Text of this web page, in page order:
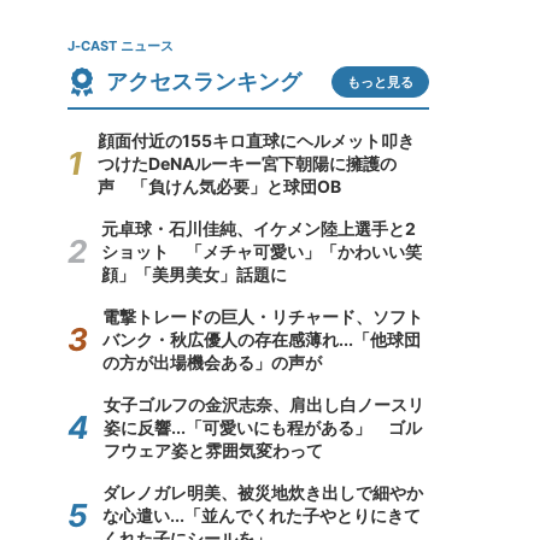
J-CAST ニュース
アクセスランキング もっと見る
顔面付近の155キロ直球にヘルメット叩き
つけたDeNAルーキー宮下朝陽に擁護の
声 「負けん気必要」と球団OB
元卓球・石川佳純、イケメン陸上選手と2
ショット 「メチャ可愛い」「かわいい笑
顔」「美男美女」話題に
電撃トレードの巨人・リチャード、ソフト
バンク・秋広優人の存在感薄れ...「他球団
の方が出場機会ある」の声が
女子ゴルフの金沢志奈、肩出し白ノースリ
姿に反響...「可愛いにも程がある」 ゴル
フウェア姿と雰囲気変わって
ダレノガレ明美、被災地炊き出しで細やか
な心遣い...「並んでくれた子やとりにきて